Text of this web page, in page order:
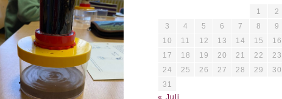
1
2
3
4 5 6 7 8
9
10
11 12 13 14 15
16
17
18 19 20 21 22
23
24
25 26 27 28 29
30
31
« Juli